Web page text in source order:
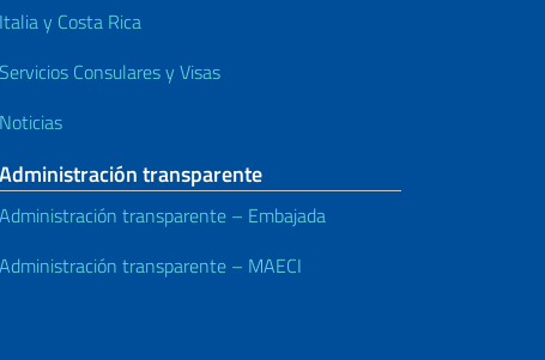
Italia y Costa Rica
Servicios Consulares y Visas
Noticias
Administración transparente
Administración transparente – Embajada
Administración transparente – MAECI